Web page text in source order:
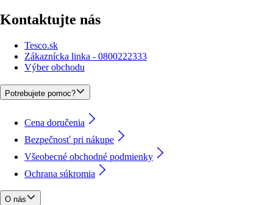
Kontaktujte nás
Tesco.sk
Zákaznícka linka - 0800222333
Výber obchodu
Potrebujete pomoc?
Cena doručenia
Bezpečnosť pri nákupe
Všeobecné obchodné podmienky
Ochrana súkromia
O nás